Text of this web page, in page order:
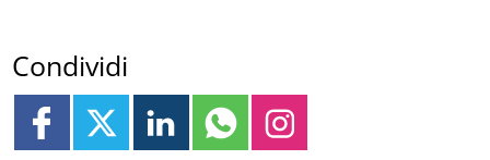
Condividi